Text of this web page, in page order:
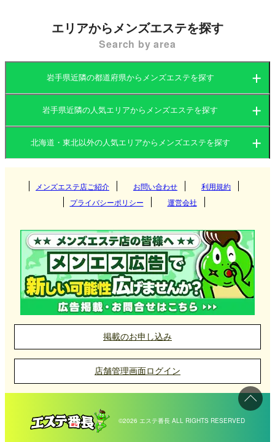
んこそばや盛岡冷麺、前沢牛などの名物グルメが多
岡市に多く集まっています。他の主要都市では、北
上市や一関市にもメンズエステ店が点在しており、
リラクゼーションや癒しを求める方々に人気です。
大自然の豊かな環境を背景に、アロマの香りや落ち
着いた雰囲気で心身ともにリフレッシュできる施術
を提供している店舗が特徴です。
マンション型の個室エステが多く、施術中にリラッ
クスできるプライベートな空間を重視しているのが
岩手県のメンズエステ店のポイントです。また、地
元の温泉文化と結びついた癒しのメニューを取り入
れる店舗もあり、他県では味わえない独自性も楽し
めます。
岩手県メンズエステ店の選び方
エリアからメンズエステを探す
Search by area
岩手県近隣の都道府県からメンズエステを探す
北海道 岩手県
宮城県 山形県
秋田県 青森県
岩手県近隣の人気エリアからメンズエステを探す
すすきの
白石区
札幌市北区
中島公園
函館
岩手県
仙台
古川
名取
石巻
勾当台公園
国分町
山形県
山形 秋田県
秋田 青森県
青森
八戸
福島県
会津若松
北海道・東北以外の人気エリアからメンズエステを探す
関東
栃木県 東京都
神奈川県 千葉県
埼玉県
大阪府 京都府
兵庫県 滋賀県
奈良県 和歌山県
東海
愛知県 岐阜県
九州・沖縄
福岡県 大分県
長崎県 宮崎県
熊本県 鹿児島県
沖縄県 佐賀県
中国
山口県 鳥取県
島根県
北陸・甲信越
福井県 新潟県
四国
愛媛県 香川県
メンズエステ店ご紹介 お問い合わせ
利用規約
プライバシーポリシー
運営会社
掲載のお申し込み
店舗管理画面ログイン
©2026 エステ番長 ALL RIGHTS RESERVED